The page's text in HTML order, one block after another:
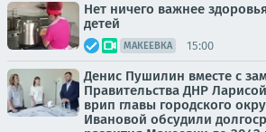
Нет ничего важнее
детей
МАКЕЕВКА 15:00
Денис Пушилин вместе с
Правительства ДНР
врип главы городского
Ивановой обсудили